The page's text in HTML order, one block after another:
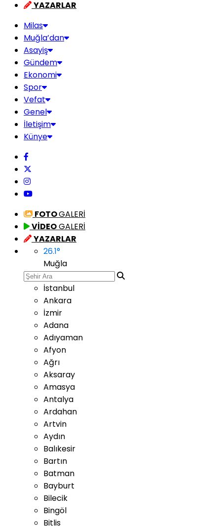
YAZARLAR
Milas
Muğla’dan
Asayiş
Gündem
Ekonomi
Spor
Vefat
Genel
İletişim
Künye
FOTOGALERİ
VİDEOGALERİ
YAZARLAR
26.1°
Muğla
İstanbul
Ankara
İzmir
Adana
Adıyaman
Afyon
Ağrı
Aksaray
Amasya
Antalya
Ardahan
Artvin
Aydın
Balıkesir
Bartın
Batman
Bayburt
Bilecik
Bingöl
Bitlis